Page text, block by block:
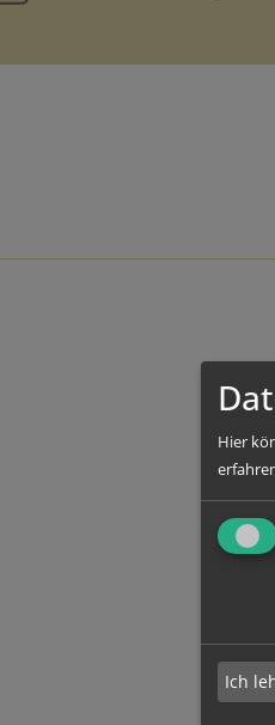
Hier
Ich